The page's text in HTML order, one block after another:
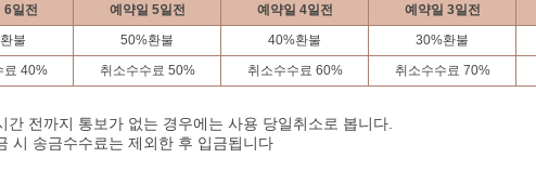
6일전 예약일 5일전 예약일 4일전 예약일 3일전
불 50%환불 40%환불 30%환불
료 40% 취소수수료 50% 취소수수료 60% 취소수수료 70%
전까지 통보가 없는 경우에는 사용 당일취소로 봅니다.
시 송금수수료는 제외한 후 입금됩니다